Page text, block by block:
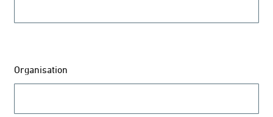
Organisation